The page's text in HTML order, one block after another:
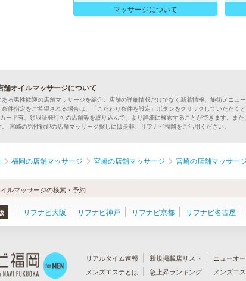
エットや脱毛だけ
シャルやヒーリン
らも内側からも美
を豊富に取り揃え
な体験コースも必
多本店（バスタ
フスタイルにリン
毛、引き締め、フ
様のニーズにマ
マッサージについて
舗オイルマッサージについて
る男性歓迎の店舗マッサージを紹介。店舗の詳細情報だけでなく新着情報、施術メニュ
条件指定をご希望される場合は、「こだわり条件を設定」ボタンをクリックしていただ
ード有、領収証発行可の店舗等を絞り込んで、より詳細に検索することができます。ま
宮崎の男性歓迎の店舗マッサージ探しには是非、リフナビ福岡をご活用ください。
福岡の店舗マッサージ 宮崎の店舗マッサージ 宮崎の店舗マッサージ
ルマッサージの検索・予約
リフナビ大阪 リフナビ神戸 リフナビ京都 リフナビ名古屋
リアルタイム速報 新規掲載店リスト ニューオ
メンズエステとは
急上昇ランキング メンズエ